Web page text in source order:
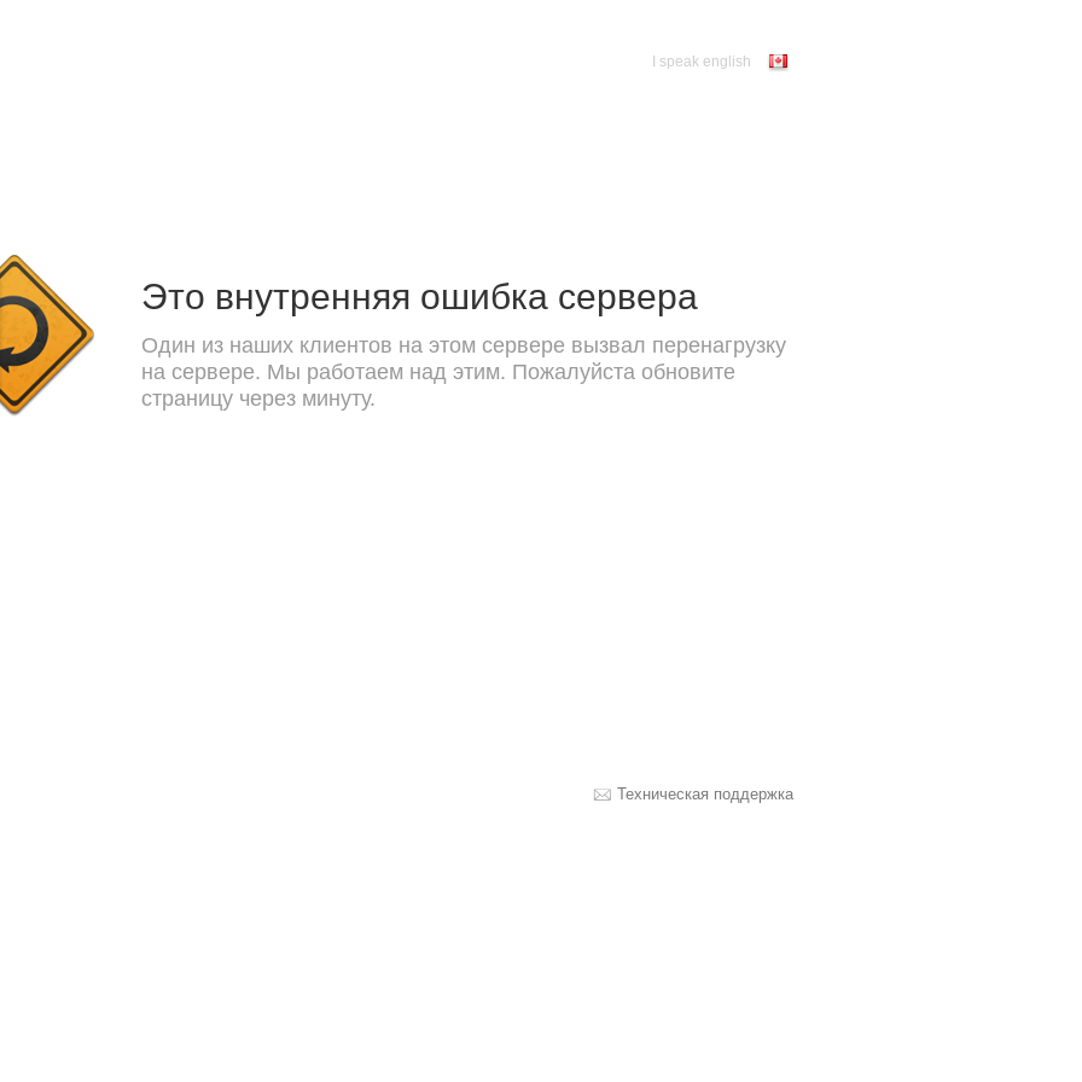
I speak english
Это внутренняя ошибка сервера
Один из наших клиентов на этом сервере вызвал перенагрузку
на сервере. Мы работаем над этим. Пожалуйста обновите
страницу через минуту.
Техническая поддержка